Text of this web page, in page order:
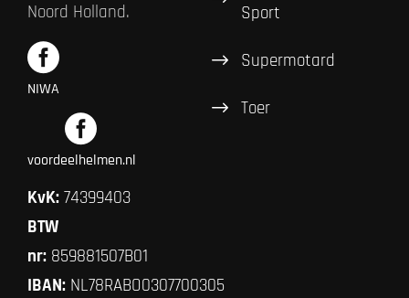
Noord Holland.
NIWA
voordeelhelmen.nl
KvK: 74399403
BTW
nr: 859881507B01
IBAN: NL78RABO0307700305
Sport
Supermotard
Toer